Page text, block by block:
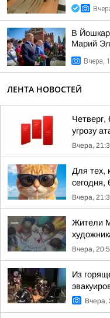
В
Марий Эл
Вчера,
ЛЕНТА НОВОСТЕЙ
угрозу
Вчера,
Для тех,
сегодня,
Вчера,
Жители
Вчера,
Из
Вчера,